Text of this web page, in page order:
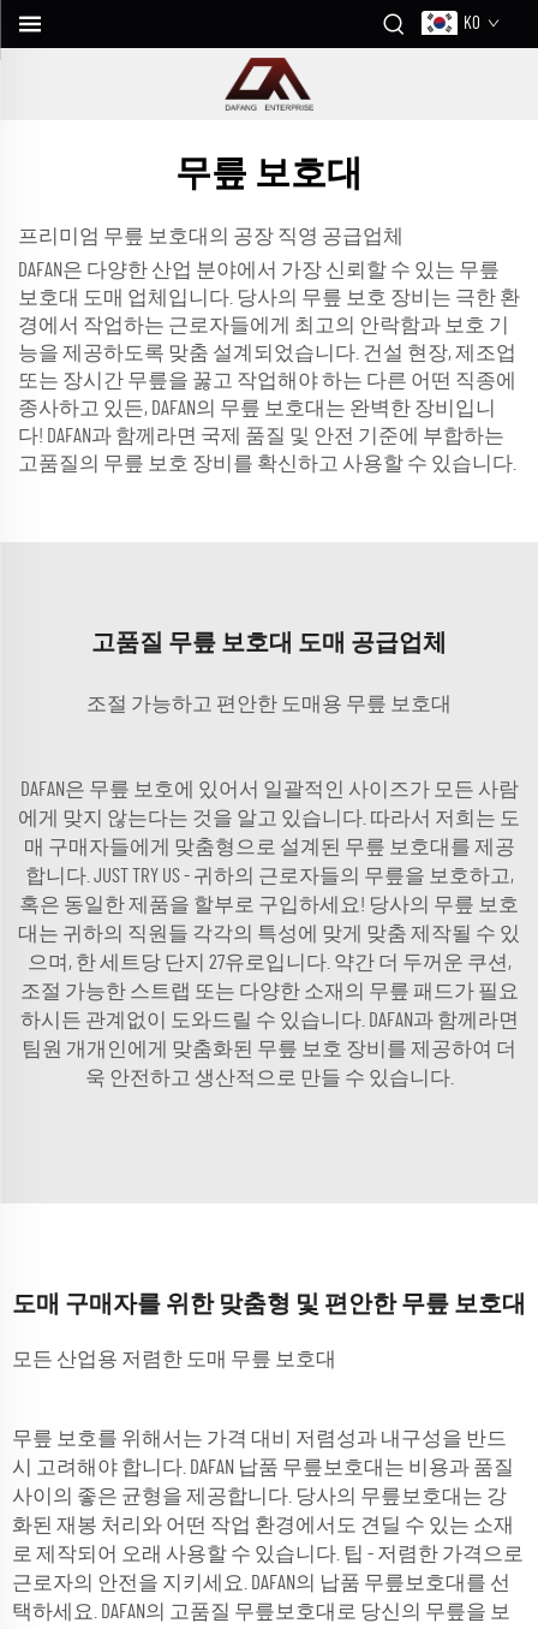
KO
무릎 보호대
프리미엄 무릎 보호대의 공장 직영 공급업체
DAFAN은 다양한 산업 분야에서 가장 신뢰할 수 있는 무릎
보호대 도매 업체입니다. 당사의 무릎 보호 장비는 극한 환
경에서 작업하는 근로자들에게 최고의 안락함과 보호 기
능을 제공하도록 맞춤 설계되었습니다. 건설 현장, 제조업
또는 장시간 무릎을 꿇고 작업해야 하는 다른 어떤 직종에
종사하고 있든, DAFAN의 무릎 보호대는 완벽한 장비입니
다! DAFAN과 함께라면 국제 품질 및 안전 기준에 부합하는
고품질의 무릎 보호 장비를 확신하고 사용할 수 있습니다.
고품질 무릎 보호대 도매 공급업체
조절 가능하고 편안한 도매용 무릎 보호대
DAFAN은 무릎 보호에 있어서 일괄적인 사이즈가 모든 사람
에게 맞지 않는다는 것을 알고 있습니다. 따라서 저희는 도
매 구매자들에게 맞춤형으로 설계된 무릎 보호대를 제공
합니다. JUST TRY US - 귀하의 근로자들의 무릎을 보호하고,
혹은 동일한 제품을 할부로 구입하세요! 당사의 무릎 보호
대는 귀하의 직원들 각각의 특성에 맞게 맞춤 제작될 수 있
으며, 한 세트당 단지 27유로입니다. 약간 더 두꺼운 쿠션,
조절 가능한 스트랩 또는 다양한 소재의 무릎 패드가 필요
하시든 관계없이 도와드릴 수 있습니다. DAFAN과 함께라면
팀원 개개인에게 맞춤화된 무릎 보호 장비를 제공하여 더
욱 안전하고 생산적으로 만들 수 있습니다.
도매 구매자를 위한 맞춤형 및 편안한 무릎 보호대
모든 산업용 저렴한 도매 무릎 보호대
무릎 보호를 위해서는 가격 대비 저렴성과 내구성을 반드
시 고려해야 합니다. DAFAN 납품 무릎보호대는 비용과 품질
사이의 좋은 균형을 제공합니다. 당사의 무릎보호대는 강
화된 재봉 처리와 어떤 작업 환경에서도 견딜 수 있는 소재
로 제작되어 오래 사용할 수 있습니다. 팁 - 저렴한 가격으로
근로자의 안전을 지키세요. DAFAN의 납품 무릎보호대를 선
택하세요. DAFAN의 고품질 무릎보호대로 당신의 무릎을 보